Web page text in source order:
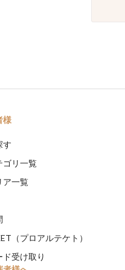
様
す
ゴリ一覧
ア一覧
（プロアルテケト）
受け取り